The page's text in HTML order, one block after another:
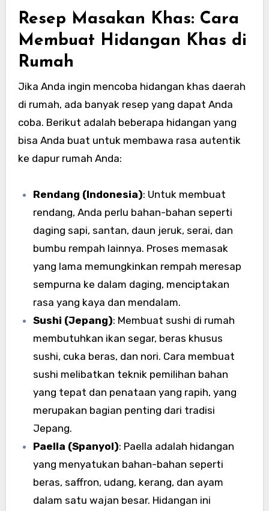
Resep Masakan Khas: Cara
Membuat Hidangan Khas di
Rumah
Jika Anda ingin mencoba hidangan khas daerah
di rumah, ada banyak resep yang dapat Anda
coba. Berikut adalah beberapa hidangan yang
bisa Anda buat untuk membawa rasa autentik
ke dapur rumah Anda:
Rendang (Indonesia): Untuk membuat
rendang, Anda perlu bahan-bahan seperti
daging sapi, santan, daun jeruk, serai, dan
bumbu rempah lainnya. Proses memasak
yang lama memungkinkan rempah meresap
sempurna ke dalam daging, menciptakan
rasa yang kaya dan mendalam.
Sushi (Jepang): Membuat sushi di rumah
membutuhkan ikan segar, beras khusus
sushi, cuka beras, dan nori. Cara membuat
sushi melibatkan teknik pemilihan bahan
yang tepat dan penataan yang rapih, yang
merupakan bagian penting dari tradisi
Jepang.
Paella (Spanyol): Paella adalah hidangan
yang menyatukan bahan-bahan seperti
beras, saffron, udang, kerang, dan ayam
dalam satu wajan besar. Hidangan ini